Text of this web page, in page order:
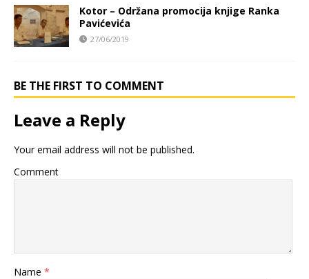
Kotor – Održana promocija knjige Ranka
Pavićevića
27/06/2019
BE THE FIRST TO COMMENT
Leave a Reply
Your email address will not be published.
Comment
Name *